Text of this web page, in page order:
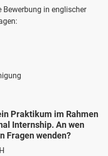
Bewerbung in englischer
Praktikum im Rahmen
Internship. An wen
Fragen wenden?